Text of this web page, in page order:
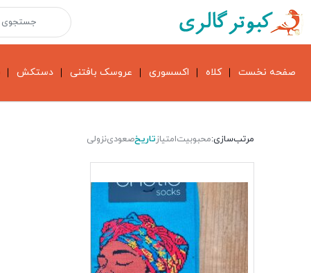
صفحه نخست کلاه اکسسوری عروسک بافتنی دستکش
مرتب‌سازی:محبوبیتامتیازتاریخصعودینزولی